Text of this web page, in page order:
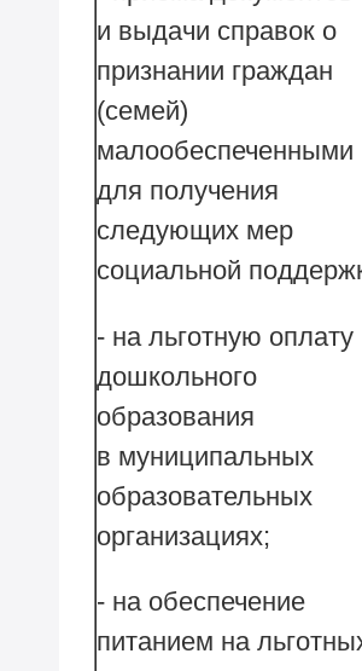
и выдачи справок о
признании граждан
(семей)
малообеспеченными
для получения
следующих мер
социальной
- на льготную оплату
дошкольного
образования
в муниципальных
образовательных
организациях;
- на обеспечение
питанием на